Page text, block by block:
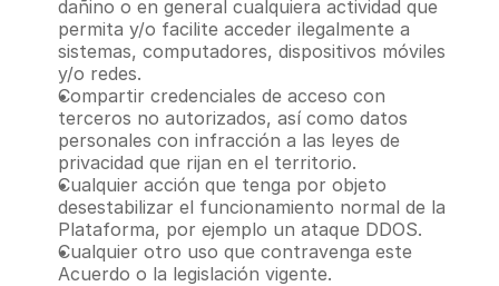
dañino o en general cualquiera actividad que
permita y/o facilite acceder ilegalmente a
sistemas, computadores, dispositivos móviles
y/o redes.
Compartir credenciales de acceso con
terceros no autorizados, así como datos
personales con infracción a las leyes de
privacidad que rijan en el territorio.
Cualquier acción que tenga por objeto
desestabilizar el funcionamiento normal de la
Plataforma, por ejemplo un ataque DDOS.
Cualquier otro uso que contravenga este
Acuerdo o la legislación vigente.